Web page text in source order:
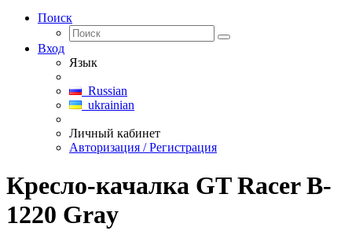
Поиск
Вход
Язык
Russian
ukrainian
Личный кабинет
Авторизация / Регистрация
Кресло-качалка GT Racer B-
1220 Gray